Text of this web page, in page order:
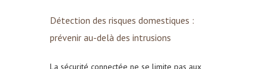
Détection des risques domestiques :
prévenir au-delà des intrusions
La sécurité connectée ne se limite pas aux